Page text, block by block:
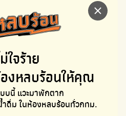
ใจร้าย
งหลบร้อนให้คุณ
บนี้ แวะมาพักตาก
ำดื่ม ในห้องหลบร้อนทั่วกทม.